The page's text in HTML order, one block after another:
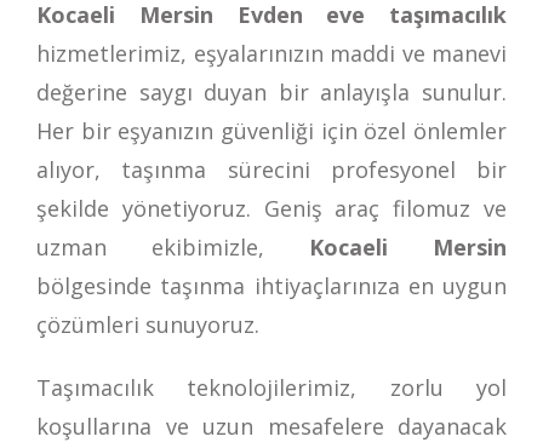
Kocaeli Mersin Evden eve taşımacılık
hizmetlerimiz, eşyalarınızın maddi ve manevi
değerine saygı duyan bir anlayışla sunulur.
Her bir eşyanızın güvenliği için özel önlemler
alıyor, taşınma sürecini profesyonel bir
şekilde yönetiyoruz. Geniş araç filomuz ve
uzman ekibimizle, Kocaeli Mersin
bölgesinde taşınma ihtiyaçlarınıza en uygun
çözümleri sunuyoruz.
Taşımacılık teknolojilerimiz, zorlu yol
koşullarına ve uzun mesafelere dayanacak